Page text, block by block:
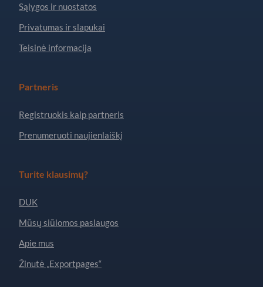
Sąlygos ir nuostatos
Privatumas ir slapukai
Teisinė informacija
Partneris
Registruokis kaip partneris
Prenumeruoti naujienlaiškį
Turite klausimų?
DUK
Mūsų siūlomos paslaugos
Apie mus
Žinutė „Exportpages“